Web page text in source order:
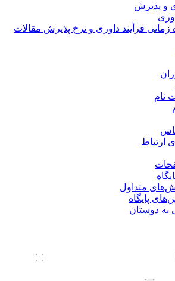
و پذیرش
زمانی فرآیند داوری و نرخ پذیرش مقالات
ارتباط
متداول
پایگاه
دوستان
ورود خودکار